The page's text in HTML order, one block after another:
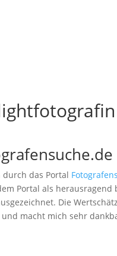
das Portal
Portal als herausragend
Die
macht mich sehr